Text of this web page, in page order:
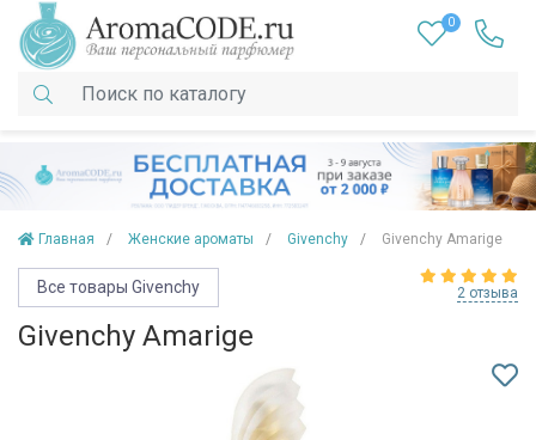
0
Главная Женские ароматы Givenchy Givenchy Amarige
Все товары Givenchy 2 отзыва
Givenchy Amarige